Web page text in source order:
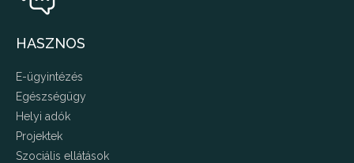
HASZNOS
E-ügyintézés
Egészségügy
Helyi adók
Projektek
Szociális ellátások